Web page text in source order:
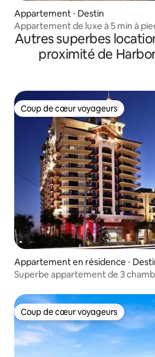
Appartement ⋅ Destin
Appartement de luxe à 5 min à
Autres superbes
proximité de
Coup de cœur voyageurs
Coup de cœur voyageurs
Appartement en résidence ⋅
Superbe appartement de 3
Coup de cœur voyageurs
Coup de cœur voyageurs